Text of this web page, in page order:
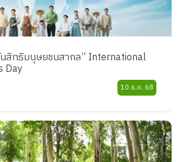
สิทธิมนุษยชนสากล” International
Day
10 ธ.ค. 68